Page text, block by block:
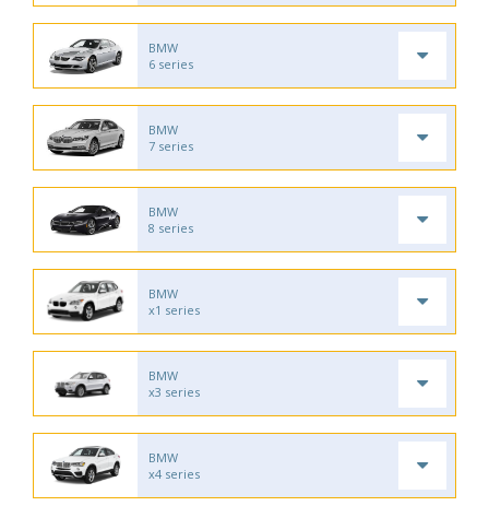
BMW
6 series
BMW
7 series
BMW
8 series
BMW
x1 series
BMW
x3 series
BMW
x4 series